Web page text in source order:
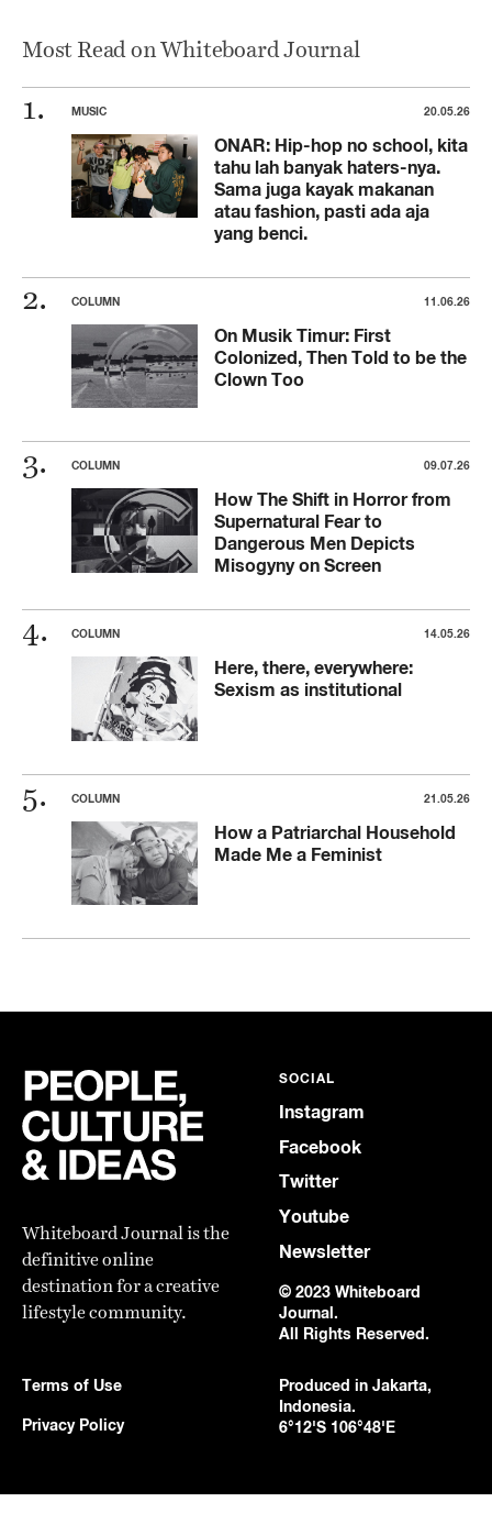
Most Read on Whiteboard Journal
MUSIC 20.05.26
ONAR: Hip-hop no school, kita
tahu lah banyak haters-nya.
Sama juga kayak makanan
atau fashion, pasti ada aja
yang benci.
COLUMN 11.06.26
On Musik Timur: First
Colonized, Then Told to be the
Clown Too
COLUMN 09.07.26
How The Shift in Horror from
Supernatural Fear to
Dangerous Men Depicts
Misogyny on Screen
COLUMN 14.05.26
Here, there, everywhere:
Sexism as institutional
COLUMN 21.05.26
How a Patriarchal Household
Made Me a Feminist
Whiteboard Journal is the
definitive online
destination for a creative
lifestyle community.
SOCIAL
Instagram
Facebook
Twitter
Youtube
Newsletter
© 2023 Whiteboard
Journal.
All Rights Reserved.
Terms of Use
Privacy Policy
Produced in Jakarta,
Indonesia.
6°12'S 106°48'E